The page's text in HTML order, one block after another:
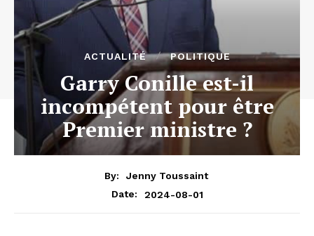
ACTUALITÉ POLITIQUE
Garry Conille est-il
incompétent pour être
Premier ministre ?
By:
Jenny Toussaint
Date:
2024-08-01